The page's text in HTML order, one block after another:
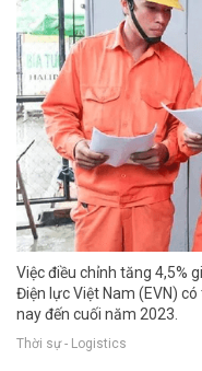
Việc điều chỉnh tăng 4,5%
Điện lực Việt Nam (EVN)
nay đến cuối năm 2023.
Thời sự - Logistics